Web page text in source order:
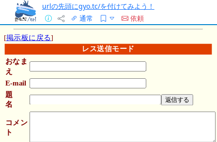
urlの先頭にgyo.tc/を付けてみよう！
通常
依頼